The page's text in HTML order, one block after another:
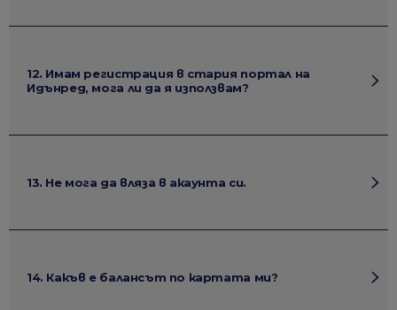
12. Имам регистрация в стария портал на
Идънред, мога ли да я използвам?
13. Не мога да вляза в акаунта си.
14. Какъв е балансът по картата ми?